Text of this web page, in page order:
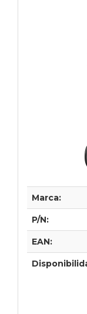
Marca:
P/N:
EAN: